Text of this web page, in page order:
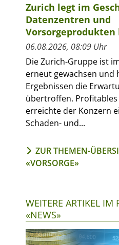
Zurich legt im
Datenzentren und
06.08.2026, 08:09 Uhr
Die Zurich-Gruppe ist
erneut gewachsen und
Ergebnissen die
übertroffen. Profitables
erreichte der Konzern
Schaden- und...
ZUR THEMEN-
«VORSORGE»
WEITERE ARTIKEL IM
«NEWS»